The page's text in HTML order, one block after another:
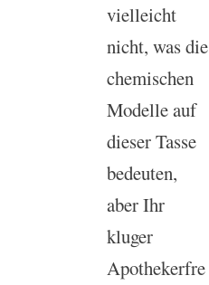
vielleicht
nicht, was die
chemischen
Modelle auf
dieser Tasse
bedeuten,
aber Ihr
kluger
Apothekerfre